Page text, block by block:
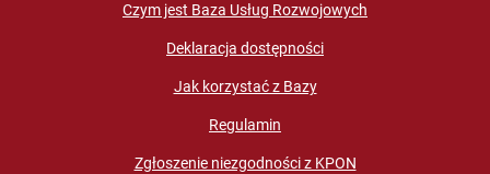
Czym jest Baza Usług Rozwojowych
Deklaracja dostępności
Jak korzystać z Bazy
Regulamin
Zgłoszenie niezgodności z KPON